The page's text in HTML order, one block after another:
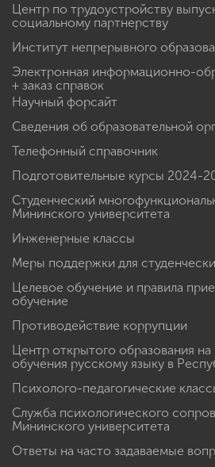
Центр по трудоустройству
социальному партнерству
Институт непрерывного
Электронная информационно-
+ заказ справок
Научный форсайт
Сведения об образовательной
Телефонный справочник
Подготовительные курсы 2024-
Студенческий
Мининского университета
Инженерные классы
Меры поддержки для
Целевое обучение и правила
обучение
Противодействие коррупции
Центр открытого образования
обучения русскому языку в
Психолого-педагогические
Служба психологического
Мининского университета
Ответы на часто задаваемые